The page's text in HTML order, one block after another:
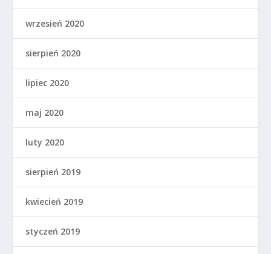
wrzesień 2020
sierpień 2020
lipiec 2020
maj 2020
luty 2020
sierpień 2019
kwiecień 2019
styczeń 2019